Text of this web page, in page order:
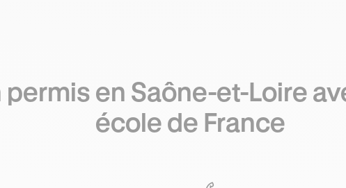
en Saône-et-Loire
école de France